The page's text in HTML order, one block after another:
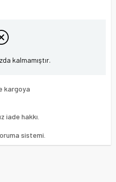
kalmamıştır.
kargoya
iade hakkı.
sistemi.